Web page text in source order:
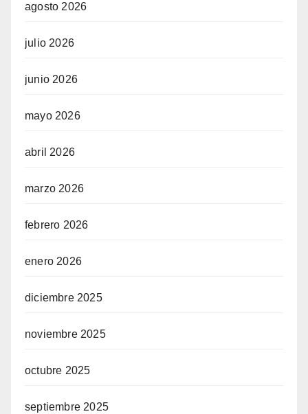
agosto 2026
julio 2026
junio 2026
mayo 2026
abril 2026
marzo 2026
febrero 2026
enero 2026
diciembre 2025
noviembre 2025
octubre 2025
septiembre 2025